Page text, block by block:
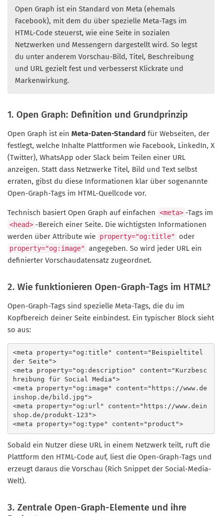
Open Graph ist ein Standard von Meta (ehemals
Facebook), mit dem du über spezielle Meta-Tags im
HTML-Code steuerst, wie eine Seite in sozialen
Netzwerken und Messengern dargestellt wird. So legst
du unter anderem Vorschau-Bild, Titel, Beschreibung
und URL gezielt fest und verbesserst Klickrate und
Markenwirkung.
1. Open Graph: Definition und Grundprinzip
Open Graph ist ein Meta-Daten-Standard für Webseiten, der
festlegt, welche Inhalte Plattformen wie Facebook, LinkedIn, X
(Twitter), WhatsApp oder Slack beim Teilen einer URL
anzeigen. Statt dass Netzwerke Titel, Bild und Text selbst
erraten, gibst du diese Informationen klar über sogenannte
Open-Graph-Tags im HTML-Quellcode vor.
Technisch basiert Open Graph auf einfachen <meta> -Tags im
<head> -Bereich einer Seite. Die wichtigsten Informationen
werden über Attribute wie property="og:title" oder
property="og:image" angegeben. So wird jeder URL ein
definierter Vorschaudatensatz zugeordnet.
2. Wie funktionieren Open-Graph-Tags im HTML?
Open-Graph-Tags sind spezielle Meta-Tags, die du im
Kopfbereich deiner Seite einbindest. Ein typischer Block sieht
so aus:
<meta property="og:title" content="Beispieltitel
der Seite">
<meta property="og:description" content="Kurzbesc
hreibung für Social Media">
<meta property="og:image" content="https://www.de
inshop.de/bild.jpg">
<meta property="og:url" content="https://www.dein
shop.de/produkt-123">
<meta property="og:type" content="product">
Sobald ein Nutzer diese URL in einem Netzwerk teilt, ruft die
Plattform den HTML-Code auf, liest die Open-Graph-Tags und
erzeugt daraus die Vorschau (Rich Snippet der Social-Media-
Welt).
3. Zentrale Open-Graph-Elemente und ihre